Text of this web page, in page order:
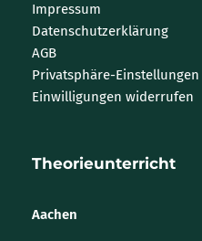
Impressum
Datenschutzerklärung
AGB
Privatsphäre-Einstellungen
Einwilligungen widerrufen
Theorieunterricht
Aachen